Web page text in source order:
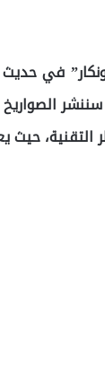
في حديث
سننشر
التقنية، حيث